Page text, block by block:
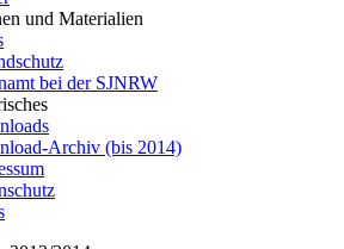
und Materialien
bei der SJNRW
Archiv (bis 2014)